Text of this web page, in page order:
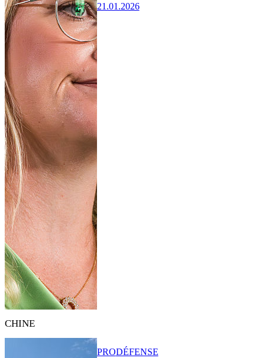
21.01.2026
CHINE
PRODÉFENSE